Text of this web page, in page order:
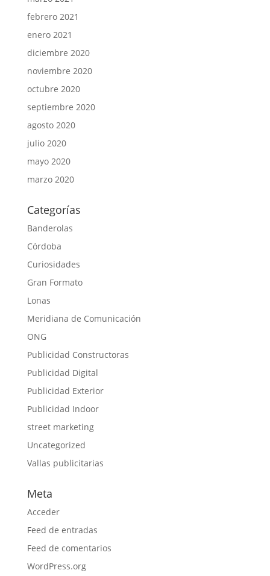
febrero 2021
enero 2021
diciembre 2020
noviembre 2020
octubre 2020
septiembre 2020
agosto 2020
julio 2020
mayo 2020
marzo 2020
Categorías
Banderolas
Córdoba
Curiosidades
Gran Formato
Lonas
Meridiana de Comunicación
ONG
Publicidad Constructoras
Publicidad Digital
Publicidad Exterior
Publicidad Indoor
street marketing
Uncategorized
Vallas publicitarias
Meta
Acceder
Feed de entradas
Feed de comentarios
WordPress.org